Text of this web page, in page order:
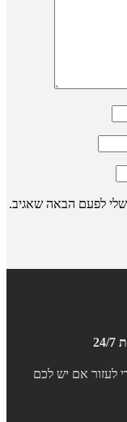
לפעם הבאה שאגיב.
7
לעזור אם יש לכם